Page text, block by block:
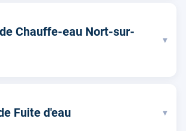
Chauffe-eau Nort-sur-
▾
Fuite d'eau ▾